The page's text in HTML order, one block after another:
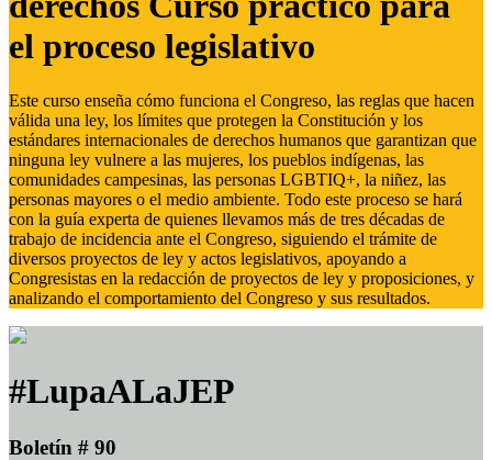
el proceso legislativo
Este curso enseña cómo funciona el Congreso, las reglas que hacen
válida una ley, los límites que protegen la Constitución y los
estándares internacionales de derechos humanos que garantizan que
ninguna ley vulnere a las mujeres, los pueblos indígenas, las
comunidades campesinas, las personas LGBTIQ+, la niñez, las
personas mayores o el medio ambiente. Todo este proceso se hará
con la guía experta de quienes llevamos más de tres décadas de
trabajo de incidencia ante el Congreso, siguiendo el trámite de
diversos proyectos de ley y actos legislativos, apoyando a
Congresistas en la redacción de proyectos de ley y proposiciones, y
analizando el comportamiento del Congreso y sus resultados.
#LupaALaJEP
Boletín # 90